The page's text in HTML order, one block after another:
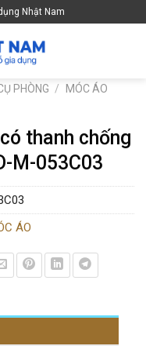
Nhật Nam
PHÒNG / MÓC ÁO
thanh chống
M-053C03
ÁO